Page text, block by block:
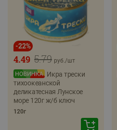
-22%
5.79
4.49 руб./шт
Икра трески
тихоокеанской
деликатесная Лунское
море 120г ж/б ключ
120г